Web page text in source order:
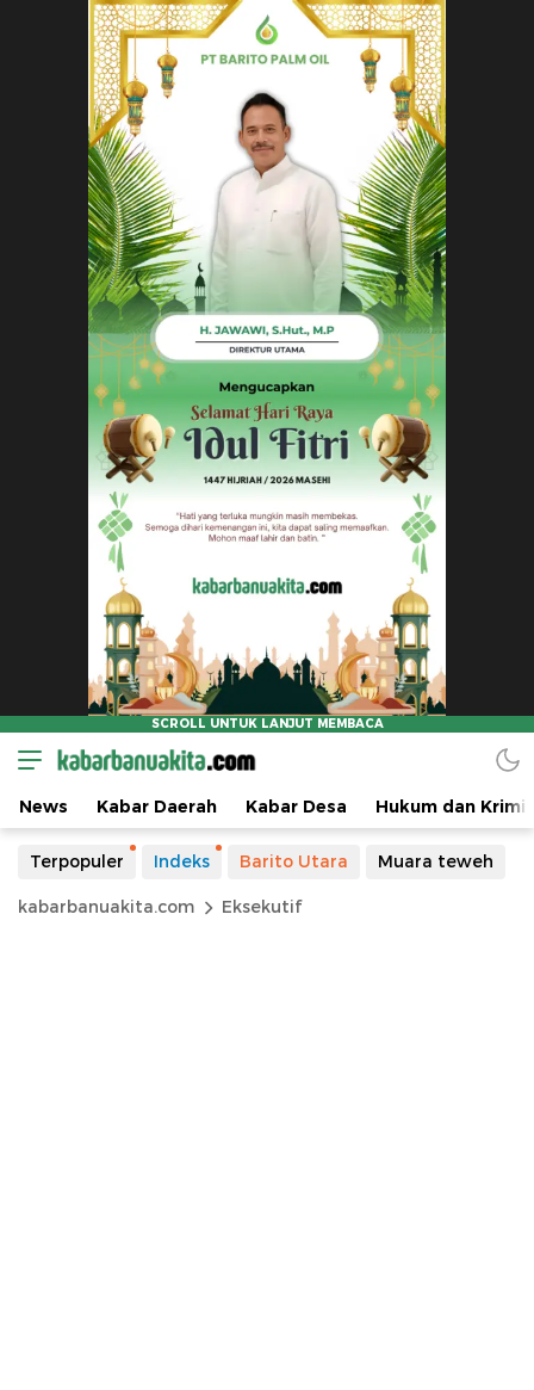
News Kabar Daerah Kabar Desa Hukum dan
Terpopuler Indeks Barito Utara Muara teweh
kabarbanuakita.com Eksekutif